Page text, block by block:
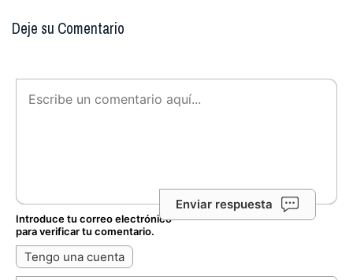
Deje su Comentario
Enviar respuesta
Introduce tu correo electrónico
para verificar tu comentario.
Tengo una cuenta